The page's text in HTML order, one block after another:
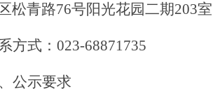
松青路76号阳光花园二期203
方式： 023-68871735
公示要求